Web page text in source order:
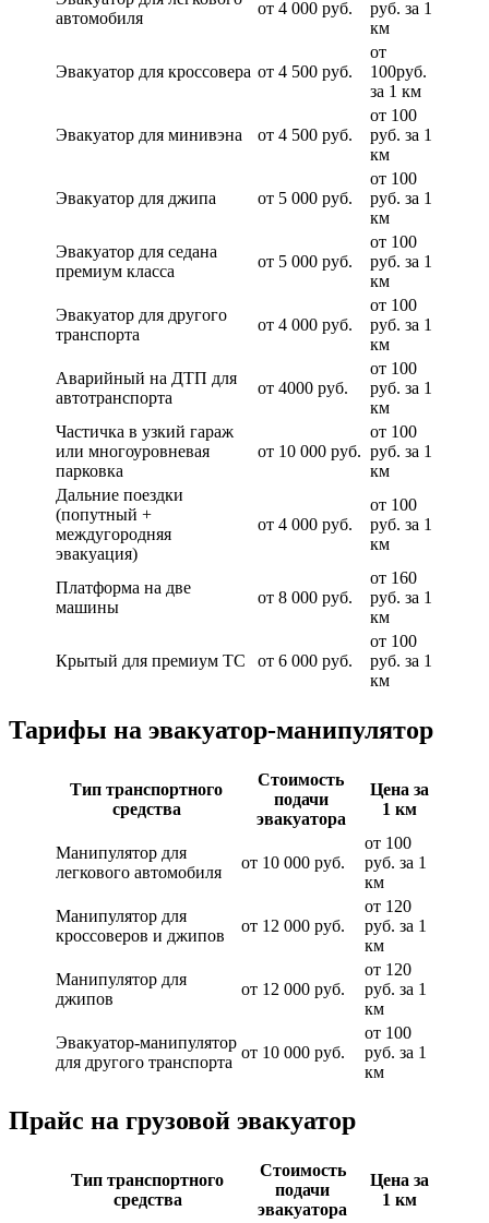
автомобиля
от 4 000 руб.
руб. за 1
км
Эвакуатор для кроссовера от 4 500 руб.
от
100руб.
за 1 км
Эвакуатор для минивэна от 4 500 руб.
от 100
руб. за 1
км
Эвакуатор для джипа от 5 000 руб.
от 100
руб. за 1
км
Эвакуатор для седана
премиум класса
от 5 000 руб.
от 100
руб. за 1
км
Эвакуатор для другого
транспорта
от 4 000 руб.
от 100
руб. за 1
км
Аварийный на ДТП для
автотранспорта
от 4000 руб.
от 100
руб. за 1
км
Частичка в узкий гараж
или многоуровневая
парковка
от 10 000 руб.
от 100
руб. за 1
км
Дальние поездки
(попутный +
междугородняя
эвакуация)
от 4 000 руб.
от 100
руб. за 1
км
Платформа на две
машины
от 8 000 руб.
от 160
руб. за 1
км
Крытый для премиум ТС от 6 000 руб.
от 100
руб. за 1
км
Тарифы на эвакуатор-манипулятор
Тип транспортного
средства
Стоимость
подачи
эвакуатора
Цена за
1 км
Манипулятор для
легкового автомобиля
от 10 000 руб.
от 100
руб. за 1
км
Манипулятор для
кроссоверов и джипов
от 12 000 руб.
от 120
руб. за 1
км
Манипулятор для
джипов
от 12 000 руб.
от 120
руб. за 1
км
Эвакуатор-манипулятор
для другого транспорта
от 10 000 руб.
от 100
руб. за 1
км
Прайс на грузовой эвакуатор
Тип транспортного
средства
Стоимость
подачи
эвакуатора
Цена за
1 км